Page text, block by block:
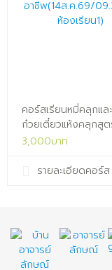
คอร์สเรียนหมี่คลุกและ
ก๋วยเตี๋ยวแห้งคลุกสูต
มือ
ห้องเรียน1)x
3,000บาท
รายละเอียดคอร์ส